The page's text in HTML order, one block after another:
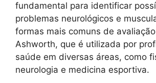
fundamental para identificar
problemas neurológicos e
formas mais comuns de
Ashworth, que é utilizada por
saúde em diversas áreas, como
neurologia e medicina esportiva.